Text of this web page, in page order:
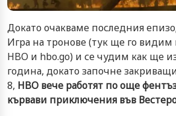
Докато очакваме последния
Игра на тронове (тук ще го видим
HBO и hbo.go) и се чудим как ще
година, докато започне
8, HBO вече работят по още
кървави приключения във